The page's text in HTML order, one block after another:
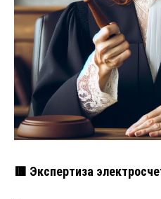
🟥 Экспертиза